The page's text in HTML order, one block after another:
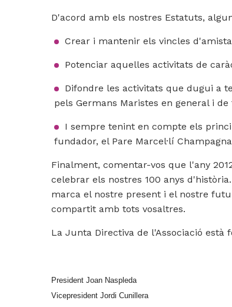
D'acord amb els nostres Estatuts,
Crear i mantenir els vincles
Potenciar aquelles activitats de
Difondre les activitats que dugui a
pels Germans Maristes en general i
I sempre tenint en compte els
fundador, el Pare Marcel·lí
Finalment, comentar-vos que l'any
celebrar els nostres 100 anys
marca el nostre present i el nostre
compartit amb tots vosaltres.
La Junta Directiva de l'Associació està
President Joan Naspleda
Vicepresident Jordi Cunillera